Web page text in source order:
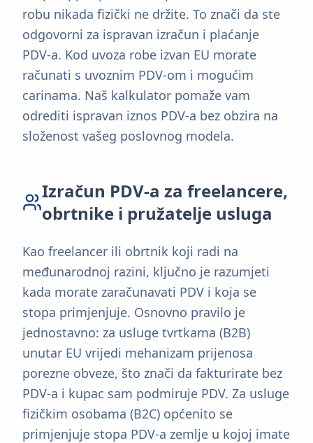
robu nikada fizički ne držite. To znači da ste
odgovorni za ispravan izračun i plaćanje
PDV-a. Kod uvoza robe izvan EU morate
računati s uvoznim PDV-om i mogućim
carinama. Naš kalkulator pomaže vam
odrediti ispravan iznos PDV-a bez obzira na
složenost vašeg poslovnog modela.
Izračun PDV-a za freelancere,
obrtnike i pružatelje usluga
Kao freelancer ili obrtnik koji radi na
međunarodnoj razini, ključno je razumjeti
kada morate zaračunavati PDV i koja se
stopa primjenjuje. Osnovno pravilo je
jednostavno: za usluge tvrtkama (B2B)
unutar EU vrijedi mehanizam prijenosa
porezne obveze, što znači da fakturirate bez
PDV-a i kupac sam podmiruje PDV. Za usluge
fizičkim osobama (B2C) općenito se
primjenjuje stopa PDV-a zemlje u kojoj imate